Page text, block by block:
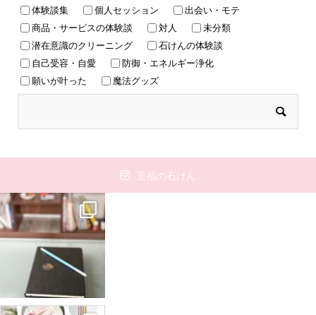
体験談集
個人セッション
出会い・モテ
商品・サービスの体験談
対人
未分類
潜在意識のクリーニング
石けんの体験談
自己受容・自愛
防御・エネルギー浄化
願いが叶った
魔法グッズ
至福の石けん